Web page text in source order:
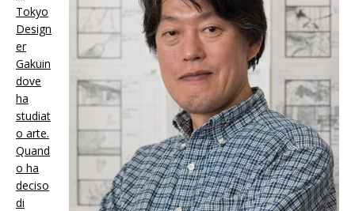
Tokyo
Design
er
Gakuin
dove
ha
studiat
o arte.
Quand
o ha
deciso
di